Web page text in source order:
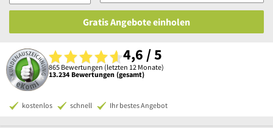
Gratis Angebote einholen
4,6 / 5
865 Bewertungen (letzten 12 Monate)
13.234 Bewertungen (gesamt)
kostenlos schnell Ihr bestes Angebot